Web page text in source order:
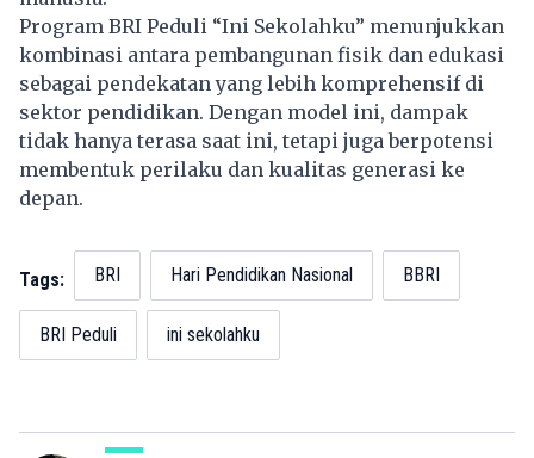
Program BRI Peduli “Ini Sekolahku” menunjukkan
kombinasi antara pembangunan fisik dan edukasi
sebagai pendekatan yang lebih komprehensif di
sektor pendidikan. Dengan model ini, dampak
tidak hanya terasa saat ini, tetapi juga berpotensi
membentuk perilaku dan kualitas generasi ke
depan.
Tags: BRI Hari Pendidikan Nasional BBRI
BRI Peduli ini sekolahku